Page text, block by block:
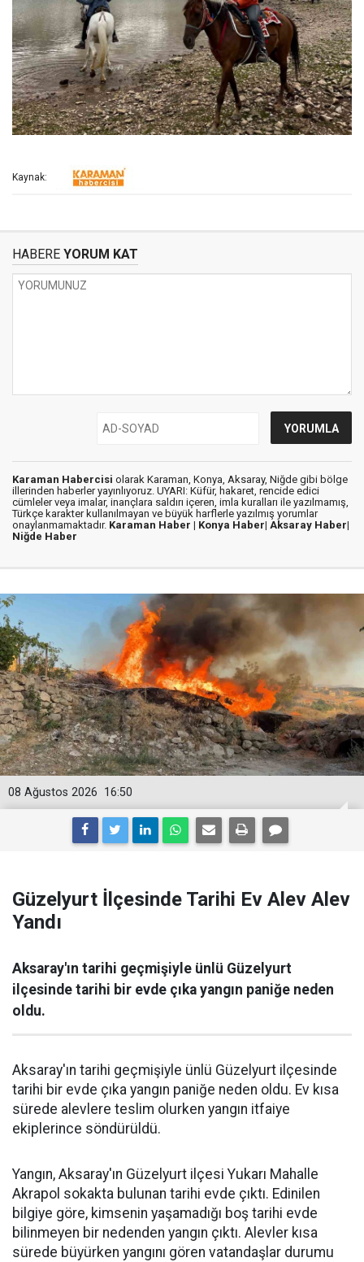
Kaynak:
HABERE YORUM KAT
Karaman Habercisi olarak Karaman, Konya, Aksaray, Niğde gibi bölge
illerinden haberler yayınlıyoruz. UYARI: Küfür, hakaret, rencide edici
cümleler veya imalar, inançlara saldırı içeren, imla kuralları ile yazılmamış,
Türkçe karakter kullanılmayan ve büyük harflerle yazılmış yorumlar
onaylanmamaktadır. Karaman Haber | Konya Haber| Aksaray Haber|
Niğde Haber
16:50
08 Ağustos 2026
Güzelyurt İlçesinde Tarihi Ev Alev Alev
Yandı
Aksaray'ın tarihi geçmişiyle ünlü Güzelyurt
ilçesinde tarihi bir evde çıka yangın paniğe neden
oldu.
Aksaray'ın tarihi geçmişiyle ünlü Güzelyurt ilçesinde
tarihi bir evde çıka yangın paniğe neden oldu. Ev kısa
sürede alevlere teslim olurken yangın itfaiye
ekiplerince söndürüldü.
Yangın, Aksaray'ın Güzelyurt ilçesi Yukarı Mahalle
Akrapol sokakta bulunan tarihi evde çıktı. Edinilen
bilgiye göre, kimsenin yaşamadığı boş tarihi evde
bilinmeyen bir nedenden yangın çıktı. Alevler kısa
sürede büyürken yangını gören vatandaşlar durumu